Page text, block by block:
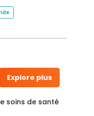
Explore plus
soins de santé